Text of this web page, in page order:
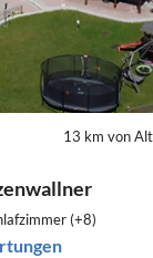
13 km von
(+8)